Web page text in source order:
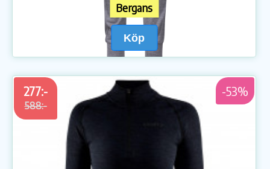
Bergans
Köp
277:-
588:-
-53%